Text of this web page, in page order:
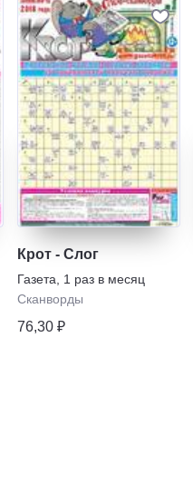
Крот - Слог
Газета
1 раз в месяц
Сканворды
76,30 ₽